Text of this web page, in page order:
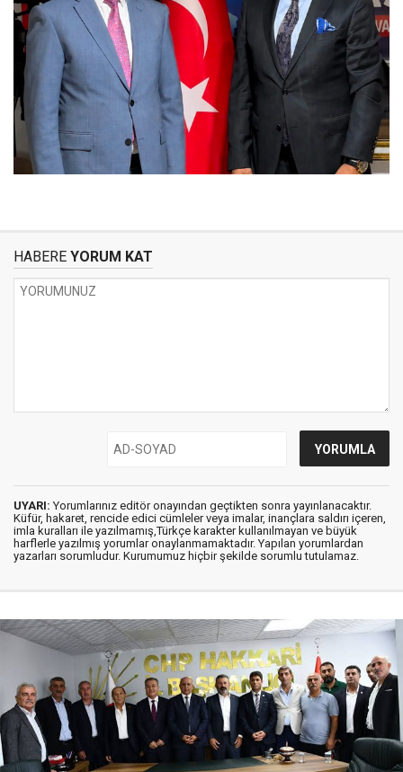
HABERE YORUM KAT
UYARI: Yorumlarınız editör onayından geçtikten sonra yayınlanacaktır.
Küfür, hakaret, rencide edici cümleler veya imalar, inançlara saldırı içeren,
imla kuralları ile yazılmamış,Türkçe karakter kullanılmayan ve büyük
harflerle yazılmış yorumlar onaylanmamaktadır. Yapılan yorumlardan
yazarları sorumludur. Kurumumuz hiçbir şekilde sorumlu tutulamaz.